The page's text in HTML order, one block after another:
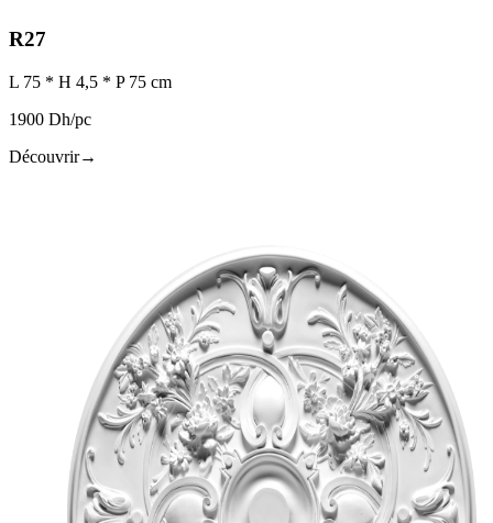
R27
L 75 * H 4,5 * P 75 cm
1900 Dh/pc
Découvrir→